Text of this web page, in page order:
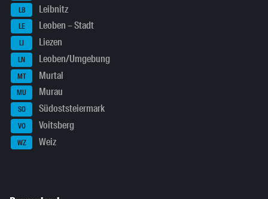
LB Leibnitz
LE Leoben – Stadt
LI Liezen
LN Leoben/Umgebung
MT Murtal
MU Murau
SO Südoststeiermark
VO Voitsberg
WZ Weiz